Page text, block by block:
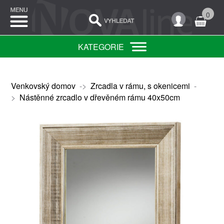
0
KATEGORIE
Venkovský domov-> Zrcadla v rámu, s okenicemi -
> Nástěnné zrcadlo v dřevěném rámu 40x50cm